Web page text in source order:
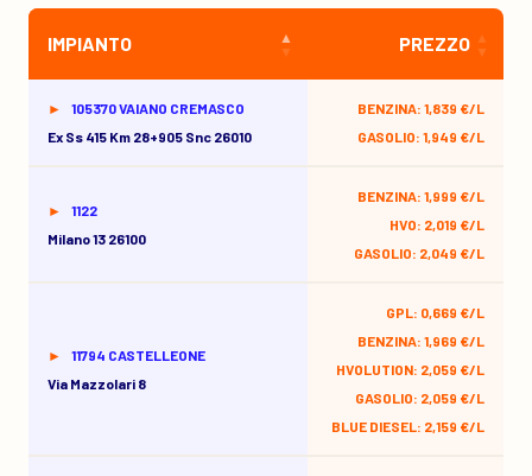
IMPIANTO PREZZO
105370 VAIANO CREMASCO
Ex Ss 415 Km 28+905 Snc 26010
BENZINA: 1,839 €/L
GASOLIO: 1,949 €/L
1122
Milano 13 26100
BENZINA: 1,999 €/L
HVO: 2,019 €/L
GASOLIO: 2,049 €/L
11794 CASTELLEONE
Via Mazzolari 8
GPL: 0,669 €/L
BENZINA: 1,969 €/L
HVOLUTION: 2,059 €/L
GASOLIO: 2,059 €/L
BLUE DIESEL: 2,159 €/L